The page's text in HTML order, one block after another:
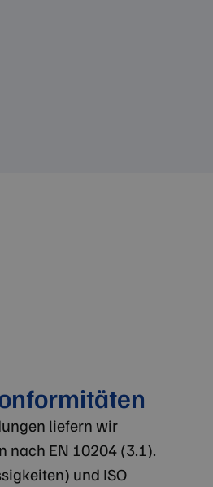
liefern wir
nach EN 10204 (3.1).
und ISO